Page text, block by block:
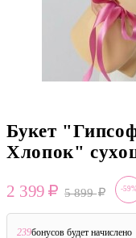
Букет
Хлопок"
2 399 5 899 -59%
239бонусов будет начислено